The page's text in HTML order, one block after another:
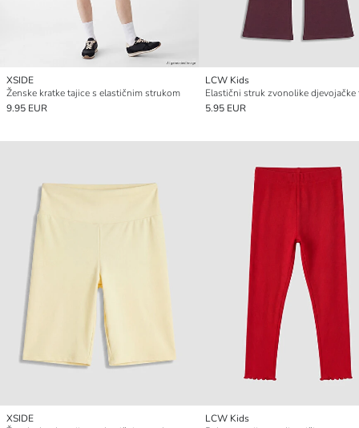
XSIDE
Ženske kratke tajice s elastičnim strukom
9.95 EUR
LCW Kids
Elastični struk zvonolike djevojačke
5.95 EUR
XSIDE
LCW Kids